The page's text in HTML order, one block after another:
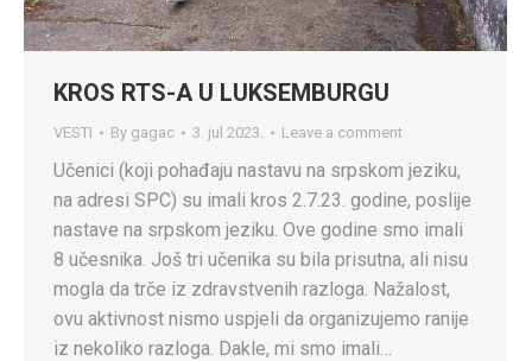
KROS RTS-A U LUKSEMBURGU
VESTI By gagac 3. jul 2023. Leave a comment
Učenici (koji pohađaju nastavu na srpskom jeziku,
na adresi SPC) su imali kros 2.7.23. godine, poslije
nastave na srpskom jeziku. Ove godine smo imali
8 učesnika. Još tri učenika su bila prisutna, ali nisu
mogla da trče iz zdravstvenih razloga. Nažalost,
ovu aktivnost nismo uspjeli da organizujemo ranije
iz nekoliko razloga. Dakle, mi smo imali…